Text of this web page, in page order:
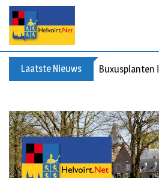
Laatste Nieuws Buxusplanten